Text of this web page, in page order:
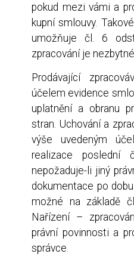
pokud mezi vámi a
kupní smlouvy.
umožňuje čl. 6
zpracování je
Prodávající
účelem evidence
uplatnění a obranu
stran. Uchování a
výše uvedeným
realizace poslední
nepožaduje-li jiný
dokumentace po
možné na základě
Nařízení –
právní povinnosti a
správce.